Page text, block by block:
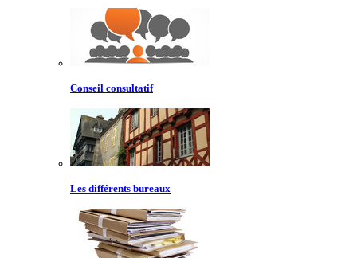
Conseil consultatif
Les différents bureaux